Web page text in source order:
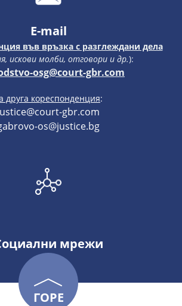
E-mail
във връзка с разглеждани дела
искови молби, отговори и др.):
osg@court-gbr.com
друга кореспонденция:
gbr.com
os@justice.bg
мрежи
ГОРЕ